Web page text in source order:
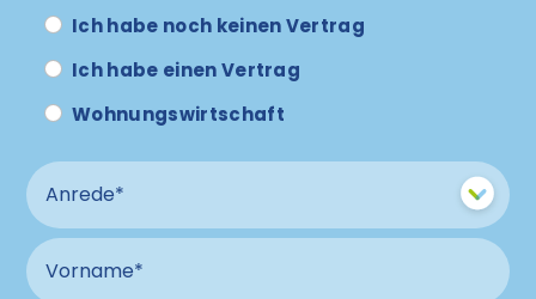
Ich habe noch keinen Vertrag
Ich habe einen Vertrag
Wohnungswirtschaft
Anrede
Vorname